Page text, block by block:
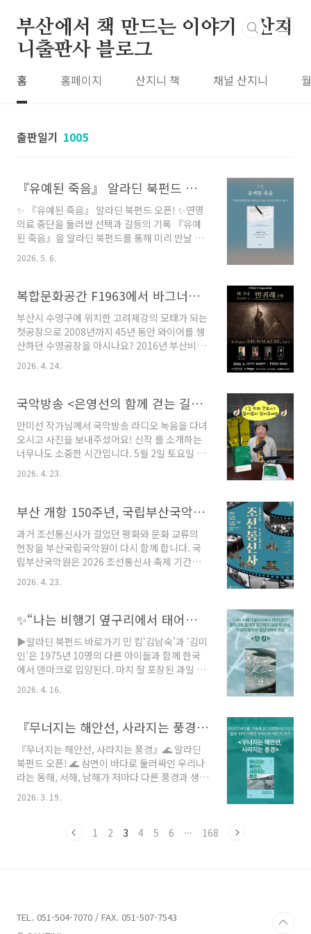
부산에서 책 만드는 이야기 : 산지
니출판사 블로그
홈 홈페이지 산지니 책 채널 산지니
출판일기 1005
『유예된 죽음』 알라딘 북펀드 오픈_연명의료결정법 시행 8년, 존엄한 죽음은 존재할까?
✨ 『유예된 죽음』 알라딘 북펀드 오픈! ✨연명
의료 중단을 둘러싼 선택과 갈등의 기록 『유예
된 죽음』을 알라딘 북펀드를 통해 미리 만날 수
있습니다. 연명의료를 거부했음에도 임종 직전까
지 연명의료를 받은 이들은 절반에 이릅니다. 사
연명의료에 대한 결정은 계속 미뤄집니다. 이들
했을까요? 한국일보 탐사보도팀이 남겨진 가족
의 증언, 결정의 무게를 홀로 감당해야 했던 의료
진의 고백, 제도 바깥으로 밀려난 환자의 이야기
를 통해 연명의료결정법의 현실을 말합니다. 연
으로 이어지기를, 그리고 이 책이 그 대화를 조금
더 일찍, 함께 꺼..
2026. 5. 6.
복합문화공간 F1963에서 바그너의 오페라 《발퀴레》 제1막 공연과 김윤미 교수의 특강을 만나보세요!
부산시 수영구에 위치한 고려제강의 모태가 되는
첫공장으로 2008년까지 45년 동안 와이어를 생
산하던 수영공장을 아시나요? 2016년 부산비엔
날레를 계기로 복합문화공간으로 탄생한 F1963
은 부산 시민들이 데이트나 가족 나들이로 자주
스퀘어, 소리길, 유리온실 등 다양한 공간으로 구
성되어서 공연 및 리허설의 모습을 관객 뿐만 아
니라 외부 방문객들도 볼 수 있는 GMC도 함께 있
는데요. "클래식은 즐겁고, 모두가 함께 하는 열
린 공간이다"라는 음악감독 금난새의 생각을 능
공연은 공연 관련 특강과 함께 진행되는데요, ..
2026. 4. 24.
국악방송 <은영선의 함께 걷는 길>에서 안미선 작가님의 목소리를 만나보세요!
안미선 작가님께서 국악방송 라디오 녹음을 다녀
오시고 사진을 보내주셨어요! 신작 를 소개하는
너무나도 소중한 시간입니다. 5월 2일 토요일 오
전 11시부터 12시까지 방송되는 ‘은영선의 함께
걷는 길’에서 안미선 작가님의 목소리를 들을 수
송 [은영선의 함께 걷는 길] 국악방송 | 라디오 |
프로그램 안내진행: 은영선 · 연출: 임종민 · 작
가: 공진아 방송시간: 토~일 | 11:00~12:00(본),
21:00~22:00(재) 평일 토요일 일요일 프로그램
선택 송지원의 국악산책(재) 흐르는 음악처럼 [광
주] 솔바람 물소리 [대전www.igbf.kr소수자와
는 조옥화 ..
2026. 4. 23.
부산 개항 150주년, 국립부산국악원에서 무용극 '조선통신사-경계를 넘어 두 개의 길을 잇다'를 만나보세요.
과거 조선통신사가 걸었던 평화와 문화 교류의
현장을 부산국립국악원이 다시 함께 합니다. 국
립부산국악원은 2026 조선통신사 축제 기간인
길을 잇다’를 축제 프로그램의 하나로 연악당(대
『유마도』를 원작으로 한 무용극 ‘춤, 조선통신
사 유마도를 그리다’를 초연 이후 여러 차례 공연
을 이어 온 부산국립국악원이 새로운 작품으로
돌아옵니다. 올해는 다큐멘터리와 음악이 서로
휘감는 새로운 작품을 제작했다는데요. 현대성이
높은 형식으로 ‘조선통신사-경계를 넘어 두 개의
측은 이렇게 표현했습니다. 다큐멘터리 영상과
국악 오케..
2026. 4. 23.
✨“나는 비행기 옆구리에서 태어났다.” _『민 킴』 알라딘 북펀드 오픈! ✨
▶알라딘 북펀드 바로가기 민 킴‘김남숙’과 ‘김미
인’은 1975년 10명의 다른 아이들과 함께 한국
에서 덴마크로 입양된다. 마치 잘 포장된 과일 바
여 있던 두 아이는 낯선 백인www.aladin.co.kr
밝히는 입양신화의 민낯, 『민 킴』알라딘 북펀
드가 오픈했습니다. 북펀드 참여 시 도서 1부 제
공, 초판 1쇄 후원자 명단 인쇄, 펀딩 달성 시 알라
딘 마일리지 적립 혜택이 있습니다.한국계 덴마
크인 작가 에바 틴드는 부산에서 태어나 두 살 때
덴마크로 입양되어 그곳에서 성장했습니다. 이번
진 두 소녀 김남숙과 김미..
2026. 4. 16.
『무너지는 해안선, 사라지는 풍경』🌊 알라딘 북펀드 오픈! 🌊
『무너지는 해안선, 사라지는 풍경』🌊 알라딘
북펀드 오픈! 🌊 삼면이 바다로 둘러싸인 우리나
라는 동해, 서해, 남해가 저마다 다른 풍경과 생태
를 품고 있습니다. 특히 전북 고창, 충남 서천, 전
남 순천과 보성에 걸쳐 펼쳐진 서해안 갯벌은 세
을 인정받았습니다.하지만 지금 우리의 바다는
리고 있습니다.35년간 다큐멘터리 PD로 일한 진
재중 저자는 그간 취재를 다니며 온몸으로 느낀
2026. 3. 19.
1 2 3 4 5 6 ··· 168
TEL. 051-504-7070 / FAX. 051-507-7543